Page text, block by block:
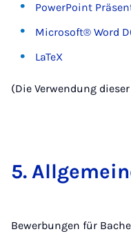
PowerPoint
Microsoft® Word
LaTeX
(Die Verwendung
5.
Bewerbungen für